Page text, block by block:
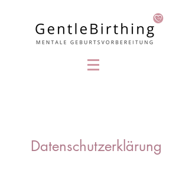
Datenschutzerklärung